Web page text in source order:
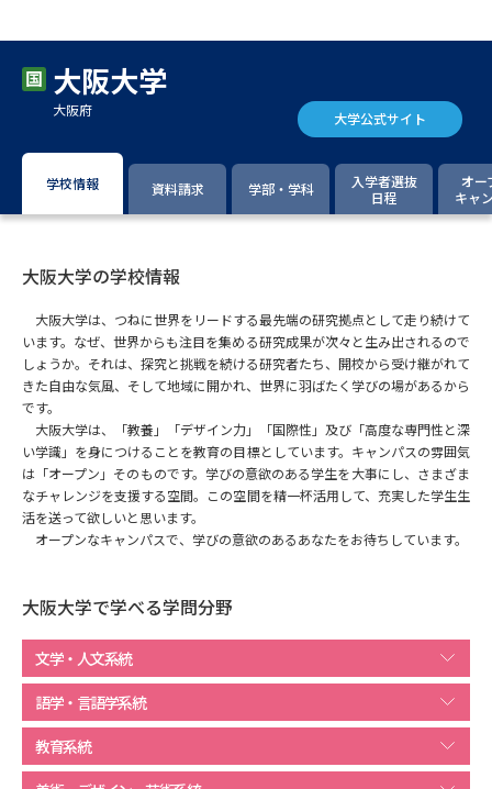
大学・短大以外の資料から請求
大学院の資料請求
留学・進学関連、塾・予備校
大学入学共通テスト「受験案
内」の請求
配慮案内」の請求
幼稚園教員資格認定試験 小学校教員資格認定試験
高等学校（情報）教員資格認定
試験
大学研究 大学検索
新増設大学・学部・学科特集
データサイエンス特集 奨学金・特待生制度特集
デジタルパンフレット
大阪大学
大阪府 大学公式サイト
学校情報 資料請求 学部・学科
入学者選抜
日程
オー
キャ
大阪大学の学校情報
大阪大学は、つねに世界をリードする最先端の研究拠点として走り続けて
います。なぜ、世界からも注目を集める研究成果が次々と生み出されるので
しょうか。それは、探究と挑戦を続ける研究者たち、開校から受け継がれて
きた自由な気風、そして地域に開かれ、世界に羽ばたく学びの場があるから
です。
大阪大学は、「教養」「デザイン力」「国際性」及び「高度な専門性と深
い学識」を身につけることを教育の目標としています。キャンパスの雰囲気
は「オープン」そのものです。学びの意欲のある学生を大事にし、さまざま
なチャレンジを支援する空間。この空間を精一杯活用して、充実した学生生
活を送って欲しいと思います。
オープンなキャンパスで、学びの意欲のあるあなたをお待ちしています。
大阪大学で学べる学問分野
文学・人文系統
語学・言語学系統
教育系統